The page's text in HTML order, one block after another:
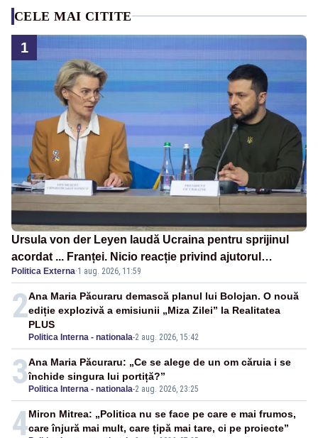
CELE MAI CITITE
1
Ursula von der Leyen laudă Ucraina pentru sprijinul
acordat ... Franței. Nicio reacție privind ajutorul
energetic promis României
Politica Externa·1 aug. 2026, 11:59
2
Politica Interna - nationala-2 aug. 2026, 15:42
Ana Maria Păcuraru demască planul lui Bolojan. O nouă
ediție explozivă a emisiunii „Miza Zilei” la Realitatea
PLUS
3 Politica Interna - nationala-2 aug. 2026, 23:25
Ana Maria Păcuraru: „Ce se alege de un om căruia i se
închide singura lui portiță?”
4Miron Mitrea: „Politica nu se face pe care e mai frumos,
care înjură mai mult, care țipă mai tare, ci pe proiecte”